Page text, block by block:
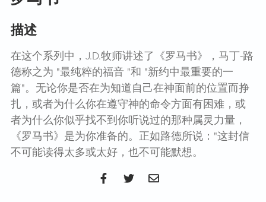
描述
在这个系列中，J.D.牧师讲述了《罗马书》，马丁-路
德称之为 "最纯粹的福音 "和 "新约中最重要的一
篇"。无论你是否在为知道自己在神面前的位置而挣
扎，或者为什么你在遵守神的命令方面有困难，或
者为什么你似乎找不到你听说过的那种属灵力量，
《罗马书》是为你准备的。正如路德所说："这封信
不可能读得太多或太好，也不可能默想。